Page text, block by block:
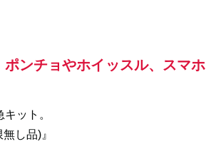
ンチョやホイッスル、スマホ
ット。
し品)』